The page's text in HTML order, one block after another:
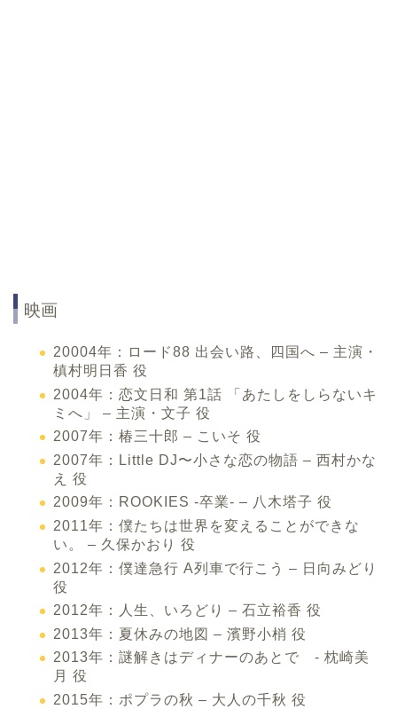
映画
20004年：ロード88 出会い路、四国へ – 主演・
槙村明日香 役
2004年：恋文日和 第1話 「あたしをしらないキ
ミへ」 – 主演・文子 役
2007年：椿三十郎 – こいそ 役
2007年：Little DJ〜小さな恋の物語 – 西村かな
え 役
2009年：ROOKIES -卒業- – 八木塔子 役
2011年：僕たちは世界を変えることができな
い。 – 久保かおり 役
2012年：僕達急行 A列車で行こう – 日向みどり
役
2012年：人生、いろどり – 石立裕香 役
2013年：夏休みの地図 – 濱野小梢 役
2013年：謎解きはディナーのあとで - 枕崎美
月 役
2015年：ポプラの秋 – 大人の千秋 役